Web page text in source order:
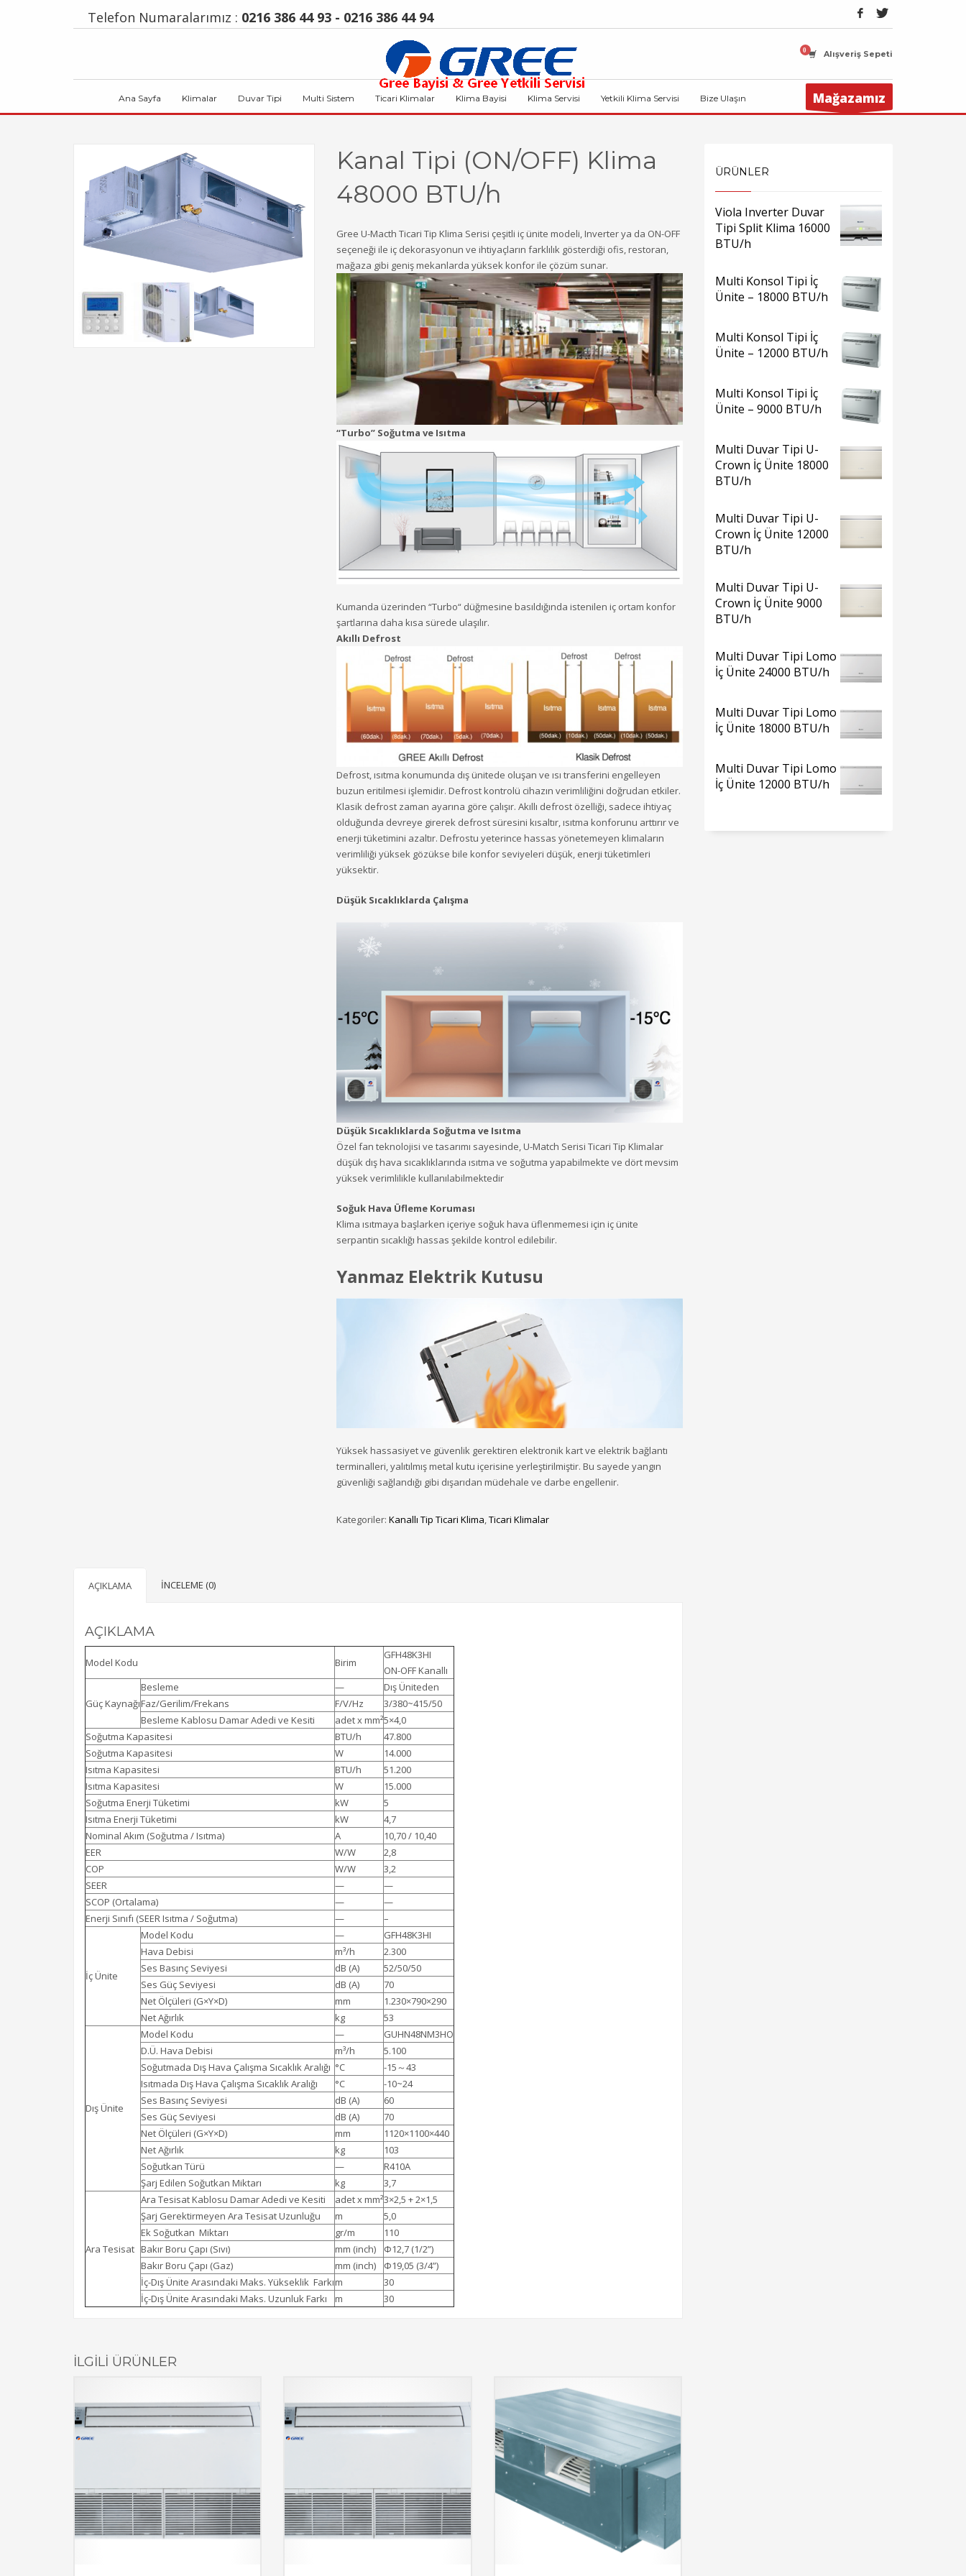
Telefon Numaralarımız : 0216 386 44 93 - 0216 386 44 94
Alışveriş Sepeti
Ana Sayfa Klimalar Duvar Tipi Multi Sistem Ticari Klimalar Klima Bayisi Klima Servisi Yetkili Klima Servisi Bize Ulaşın Mağazamız
Kanal Tipi (ON/OFF) Klima
48000 BTU/h
Gree U-Macth Ticari Tip Klima Serisi çeşitli iç ünite modeli, Inverter ya da ON-OFF
seçeneği ile iç dekorasyonun ve ihtiyaçların farklılık gösterdiği ofis, restoran,
mağaza gibi geniş mekanlarda yüksek konfor ile çözüm sunar.
“Turbo” Soğutma ve Isıtma
Kumanda üzerinden “Turbo“ düğmesine basıldığında istenilen iç ortam konfor
şartlarına daha kısa sürede ulaşılır.
Akıllı Defrost
Defrost, ısıtma konumunda dış ünitede oluşan ve ısı transferini engelleyen
buzun eritilmesi işlemidir. Defrost kontrolü cihazın verimliliğini doğrudan etkiler.
Klasik defrost zaman ayarına göre çalışır. Akıllı defrost özelliği, sadece ihtiyaç
olduğunda devreye girerek defrost süresini kısaltır, ısıtma konforunu arttırır ve
enerji tüketimini azaltır. Defrostu yeterince hassas yönetemeyen klimaların
verimliliği yüksek gözükse bile konfor seviyeleri düşük, enerji tüketimleri
yüksektir.
Düşük Sıcaklıklarda Çalışma
Düşük Sıcaklıklarda Soğutma ve Isıtma
Özel fan teknolojisi ve tasarımı sayesinde, U-Match Serisi Ticari Tip Klimalar
düşük dış hava sıcaklıklarında ısıtma ve soğutma yapabilmekte ve dört mevsim
yüksek verimlilikle kullanılabilmektedir
Soğuk Hava Üfleme Koruması
Klima ısıtmaya başlarken içeriye soğuk hava üflenmemesi için iç ünite
serpantin sıcaklığı hassas şekilde kontrol edilebilir.
Yanmaz Elektrik Kutusu
Yüksek hassasiyet ve güvenlik gerektiren elektronik kart ve elektrik bağlantı
terminalleri, yalıtılmış metal kutu içerisine yerleştirilmiştir. Bu sayede yangın
güvenliği sağlandığı gibi dışarıdan müdehale ve darbe engellenir.
Kategoriler: Kanallı Tip Ticari Klima,Ticari Klimalar
AÇIKLAMA İNCELEME (0)
AÇIKLAMA
Model Kodu Birim
GFH48K3HI
ON-OFF Kanallı
Güç Kaynağı
Besleme —
Dış Üniteden
Faz/Gerilim/Frekans
F/V/Hz
3/380~415/50
Besleme Kablosu Damar Adedi ve Kesiti
adet x mm²5×4,0
Soğutma Kapasitesi
BTU/h
47.800
Soğutma Kapasitesi
W
14.000
Isıtma Kapasitesi
BTU/h
51.200
Isıtma Kapasitesi
W
15.000
Soğutma Enerji Tüketimi
kW
5
Isıtma Enerji Tüketimi
kW
4,7
Nominal Akım (Soğutma / Isıtma)
A
10,70 / 10,40
EER
W/W
2,8
COP
W/W
3,2
SEER
—
—
SCOP (Ortalama)
—
—
Enerji Sınıfı (SEER Isıtma / Soğutma)
— –
İç Ünite
Model Kodu —
GFH48K3HI
Hava Debisi
m³/h
2.300
Ses Basınç Seviyesi
dB (A)
52/50/50
Ses Güç Seviyesi
dB (A)
70
Net Ölçüleri (G×Y×D)
mm
1.230×790×290
Net Ağırlık
kg 53
Dış Ünite
Model Kodu —
GUHN48NM3HO
D.Ü. Hava Debisi
m³/h
5.100
Soğutmada Dış Hava Çalışma Sıcaklık Aralığı °C
-15～43
Isıtmada Dış Hava Çalışma Sıcaklık Aralığı
°C
-10~24
Ses Basınç Seviyesi
dB (A)
60
Ses Güç Seviyesi
dB (A)
70
Net Ölçüleri (G×Y×D)
mm
1120×1100×440
Net Ağırlık
kg
103
Soğutkan Türü
—
R410A
Şarj Edilen Soğutkan Miktarı
kg 3,7
Ara Tesisat
Ara Tesisat Kablosu Damar Adedi ve Kesiti adet x mm²3×2,5 + 2×1,5
Şarj Gerektirmeyen Ara Tesisat Uzunluğu
m
5,0
Ek Soğutkan Miktarı
gr/m
110
Bakır Boru Çapı (Sıvı)
mm (inch)
Ф12,7 (1/2”)
Bakır Boru Çapı (Gaz)
mm (inch)
Ф19,05 (3/4”)
İç-Dış Ünite Arasındaki Maks. Yükseklik Farkım
30
İç-Dış Ünite Arasındaki Maks. Uzunluk Farkı
m 30
İLGILI ÜRÜNLER
ÜRÜNLER
Viola Inverter Duvar
Tipi Split Klima 16000
BTU/h
Multi Konsol Tipi İç
Ünite – 18000 BTU/h
Multi Konsol Tipi İç
Ünite – 12000 BTU/h
Multi Konsol Tipi İç
Ünite – 9000 BTU/h
Multi Duvar Tipi U-
Crown İç Ünite 18000
BTU/h
Multi Duvar Tipi U-
Crown İç Ünite 12000
BTU/h
Multi Duvar Tipi U-
Crown İç Ünite 9000
BTU/h
Multi Duvar Tipi Lomo
İç Ünite 24000 BTU/h
Multi Duvar Tipi Lomo
İç Ünite 18000 BTU/h
Multi Duvar Tipi Lomo
İç Ünite 12000 BTU/h